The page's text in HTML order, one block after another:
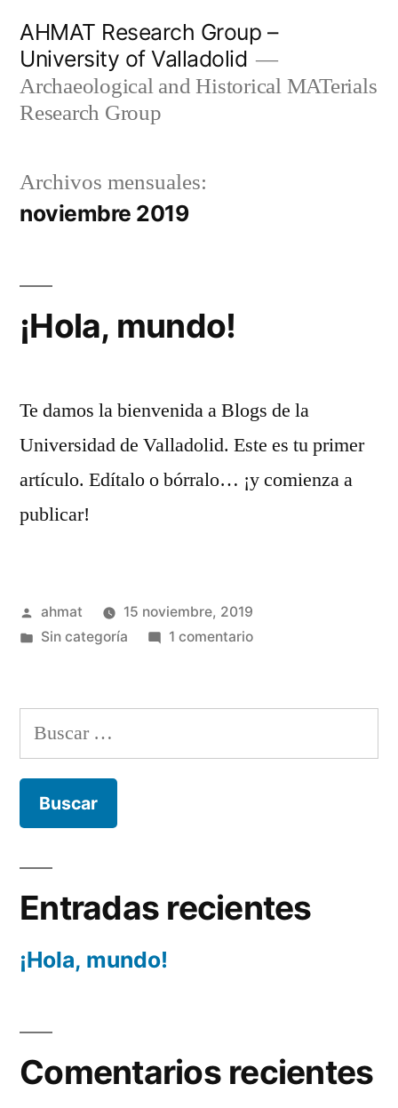
contenido
AHMAT Research Group –
University of Valladolid
Archaeological and Historical MATerials
Research Group
Archivos mensuales:
noviembre 2019
¡Hola, mundo!
Te damos la bienvenida a Blogs de la
Universidad de Valladolid. Este es tu primer
artículo. Edítalo o bórralo… ¡y comienza a
publicar!
Publicado
por
ahmat
15 noviembre, 2019
Publicado
Sin categoría 1 comentarioen
Buscar:
Entradas recientes
¡Hola, mundo!
Comentarios recientes